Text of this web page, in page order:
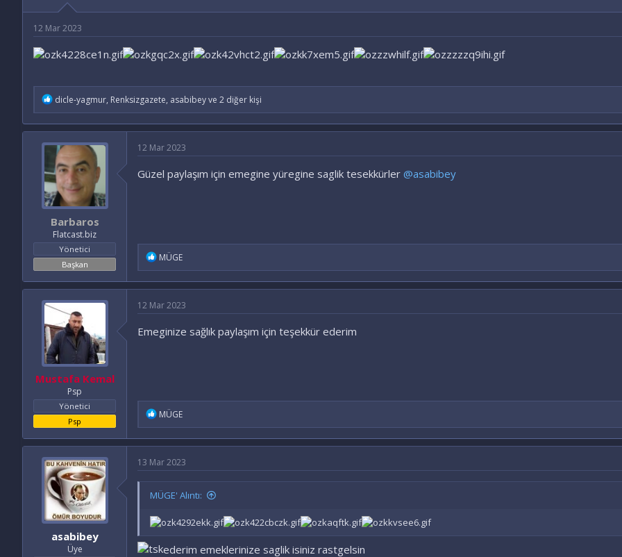
n
h
12 Mar 2023
İ
d
e
l
e
r
:
dicle-yagmur, Renksizgazete, asabibeyve 2 diğer kişi
Barbaros
Flatcast.biz
Yönetici
Başkan
12 Mar 2023
Güzel paylaşım için emegine yüregine saglik tesekkürler @asabibey
İ
d
l
r
MÜGE
Mustafa Kemal
Psp
Yönetici
Psp
12 Mar 2023
Emeginize sağlık paylaşım için teşekkür ederim
İ
d
l
e
r
:
MÜGE
asabibey
Üye
13 Mar 2023
MÜGE' Alıntı:
ederim emeklerinize saglik isiniz rastgelsin